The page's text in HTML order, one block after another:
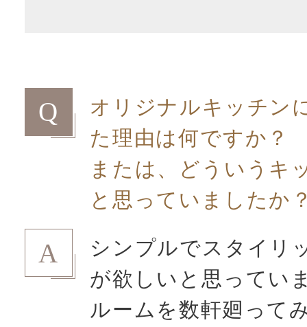
Q
オリジナルキッチン
た理由は何ですか？
または、どういうキ
と思っていましたか
A
シンプルでスタイリ
が欲しいと思ってい
ルームを数軒廻って